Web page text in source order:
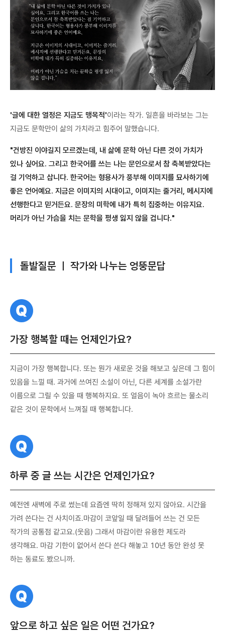
'글에 대한 열정은 지금도 맹목적'이라는 작가. 일흔을 바라보는 그는
지금도 문학만이 삶의 가치라고 힘주어 말했습니다.
"건방진 이야길지 모르겠는데, 내 삶에 문학 아닌 다른 것이 가치가
있나 싶어요. 그리고 한국어를 쓰는 나는 문인으로서 참 축복받았다는
걸 기억하고 삽니다. 한국어는 형용사가 풍부해 이미지를 묘사하기에
좋은 언어예요. 지금은 이미지의 시대이고, 이미지는 줄거리, 메시지에
선행한다고 믿거든요. 문장의 미학에 내가 특히 집중하는 이유지요.
머리가 아닌 가슴을 치는 문학을 평생 잃지 않을 겁니다."
돌발질문 ㅣ 작가와 나누는 엉뚱문답
질
문
가장 행복할 때는 언제인가요?
지금이 가장 행복합니다. 또는 뭔가 새로운 것을 해보고 싶은데 그 힘이
있음을 느낄 때. 과거에 쓰여진 소설이 아닌, 다른 세계를 소설가란
이름으로 그릴 수 있을 때 행복하지요. 또 얼음이 녹아 흐르는 물소리
같은 것이 문학에서 느껴질 때 행복합니다.
질
문
하루 중 글 쓰는 시간은 언제인가요?
예전엔 새벽에 주로 썼는데 요즘엔 딱히 정해져 있지 않아요. 시간을
가려 쓴다는 건 사치이죠.마감이 코앞일 때 달려들어 쓰는 건 모든
작가의 공통점 같고요.(웃음) 그래서 마감이란 유용한 제도라
생각해요. 마감 기한이 없어서 쓴다 쓴다 해놓고 10년 동안 완성 못
하는 동료도 봤으니까.
질
문
앞으로 하고 싶은 일은 어떤 건가요?